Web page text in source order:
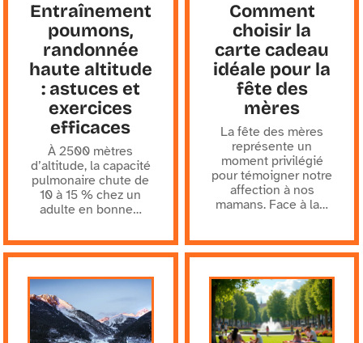
Entraînement
poumons,
randonnée
haute altitude
: astuces et
exercices
efficaces
À 2500 mètres
d’altitude, la capacité
pulmonaire chute de
10 à 15 % chez un
adulte en bonne…
Comment
choisir la
carte cadeau
idéale pour la
fête des
mères
La fête des mères
représente un
moment privilégié
pour témoigner notre
affection à nos
mamans. Face à la…